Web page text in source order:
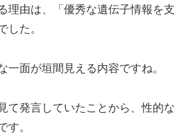
理由は、「優秀な遺伝子情報を支
した。
一面が垣間見える内容ですね。
て発言していたことから、性的な
す。